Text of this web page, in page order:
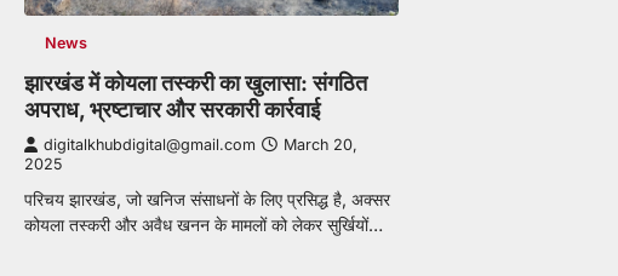
News
झारखंड में कोयला तस्करी का खुलासा: संगठित
अपराध, भ्रष्टाचार और सरकारी कार्रवाई
digitalkhubdigital@gmail.com
March 20,
2025
परिचय झारखंड, जो खनिज संसाधनों के लिए प्रसिद्ध है, अक्सर
कोयला तस्करी और अवैध खनन के मामलों को लेकर सुर्खियों…